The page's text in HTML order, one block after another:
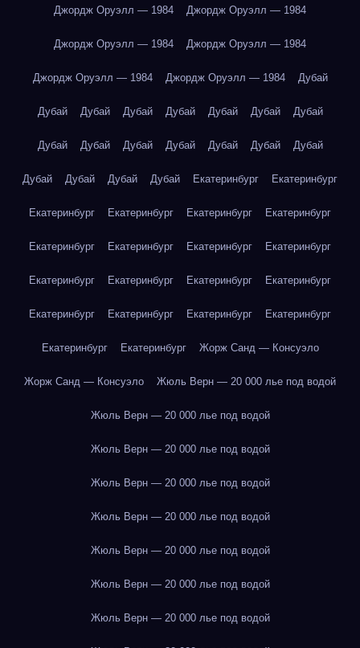
Джордж Оруэлл — 1984 Джордж Оруэлл — 1984
Джордж Оруэлл — 1984 Джордж Оруэлл — 1984
Джордж Оруэлл — 1984 Джордж Оруэлл — 1984 Дубай
Дубай Дубай Дубай Дубай Дубай Дубай Дубай
Дубай Дубай Дубай Дубай Дубай Дубай Дубай
Дубай Дубай Дубай Дубай Екатеринбург Екатеринбург
Екатеринбург Екатеринбург Екатеринбург Екатеринбург
Екатеринбург Екатеринбург Екатеринбург Екатеринбург
Екатеринбург Екатеринбург Екатеринбург Екатеринбург
Екатеринбург Екатеринбург Екатеринбург Екатеринбург
Екатеринбург Екатеринбург Жорж Санд — Консуэло
Жорж Санд — Консуэло Жюль Верн — 20 000 лье под водой
Жюль Верн — 20 000 лье под водой
Жюль Верн — 20 000 лье под водой
Жюль Верн — 20 000 лье под водой
Жюль Верн — 20 000 лье под водой
Жюль Верн — 20 000 лье под водой
Жюль Верн — 20 000 лье под водой
Жюль Верн — 20 000 лье под водой